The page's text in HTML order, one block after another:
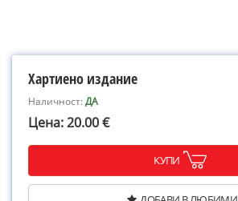
Хартиено издание
Наличност:ДА
Цена: 20.00 €
КУПИ